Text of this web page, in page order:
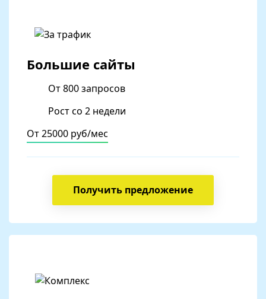
Большие сайты
От 800 запросов
Рост со 2 недели
От 25000 руб/мес
Получить предложение